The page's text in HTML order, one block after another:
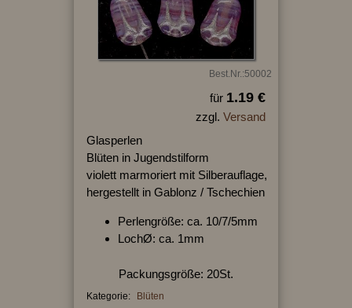
Best.Nr.:50002
für 1.19 €
zzgl. Versand
Glasperlen
Blüten in Jugendstilform
violett marmoriert mit Silberauflage,
hergestellt in Gablonz / Tschechien
Perlengröße: ca. 10/7/5mm
LochØ: ca. 1mm
Packungsgröße: 20St.
Kategorie: Blüten